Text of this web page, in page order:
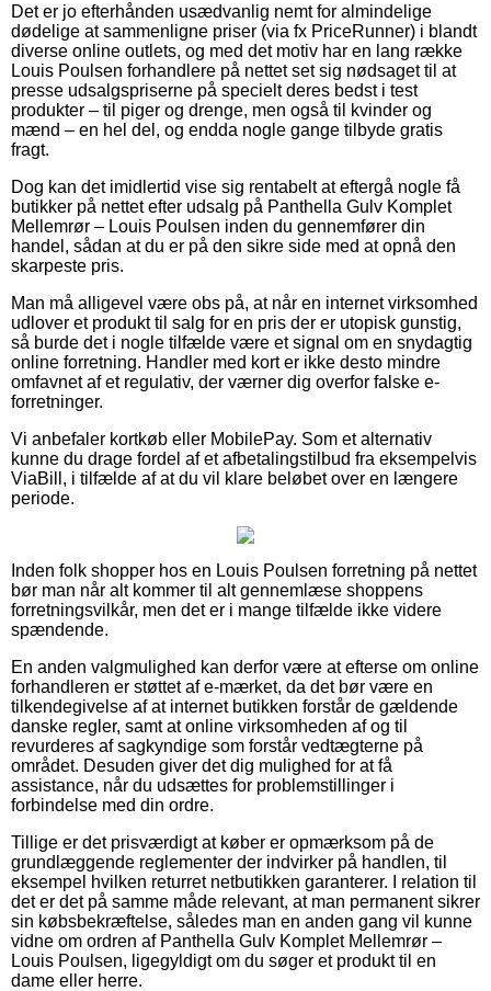
Det er jo efterhånden usædvanlig nemt for almindelige
dødelige at sammenligne priser (via fx PriceRunner) i blandt
diverse online outlets, og med det motiv har en lang række
Louis Poulsen forhandlere på nettet set sig nødsaget til at
presse udsalgspriserne på specielt deres bedst i test
produkter – til piger og drenge, men også til kvinder og
mænd – en hel del, og endda nogle gange tilbyde gratis
fragt.
Dog kan det imidlertid vise sig rentabelt at eftergå nogle få
butikker på nettet efter udsalg på Panthella Gulv Komplet
Mellemrør – Louis Poulsen inden du gennemfører din
handel, sådan at du er på den sikre side med at opnå den
skarpeste pris.
Man må alligevel være obs på, at når en internet virksomhed
udlover et produkt til salg for en pris der er utopisk gunstig,
så burde det i nogle tilfælde være et signal om en snydagtig
online forretning. Handler med kort er ikke desto mindre
omfavnet af et regulativ, der værner dig overfor falske e-
forretninger.
Vi anbefaler kortkøb eller MobilePay. Som et alternativ
kunne du drage fordel af et afbetalingstilbud fra eksempelvis
ViaBill, i tilfælde af at du vil klare beløbet over en længere
periode.
Inden folk shopper hos en Louis Poulsen forretning på nettet
bør man når alt kommer til alt gennemlæse shoppens
forretningsvilkår, men det er i mange tilfælde ikke videre
spændende.
En anden valgmulighed kan derfor være at efterse om online
forhandleren er støttet af e-mærket, da det bør være en
tilkendegivelse af at internet butikken forstår de gældende
danske regler, samt at online virksomheden af og til
revurderes af sagkyndige som forstår vedtægterne på
området. Desuden giver det dig mulighed for at få
assistance, når du udsættes for problemstillinger i
forbindelse med din ordre.
Tillige er det prisværdigt at køber er opmærksom på de
grundlæggende reglementer der indvirker på handlen, til
eksempel hvilken returret netbutikken garanterer. I relation til
det er det på samme måde relevant, at man permanent sikrer
sin købsbekræftelse, således man en anden gang vil kunne
vidne om ordren af Panthella Gulv Komplet Mellemrør –
Louis Poulsen, ligegyldigt om du søger et produkt til en
dame eller herre.